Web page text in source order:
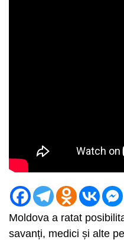
Moldova a ratat
savanți, medici și alte